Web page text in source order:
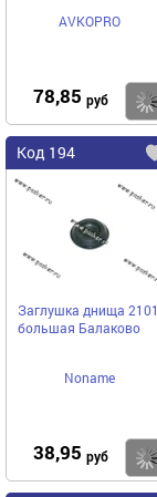
AVKOPRO
78,85 руб
Код 194
Заглушка днища 2101
большая Балаково
Noname
38,95 руб